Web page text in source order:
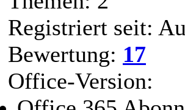
Registriert seit:
Bewertung: 17
Office-Version: